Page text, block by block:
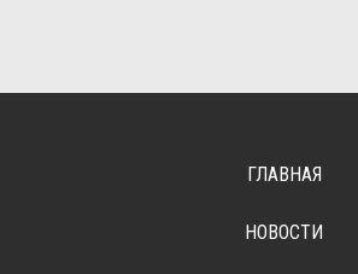
ГЛАВНАЯ
НОВОСТИ